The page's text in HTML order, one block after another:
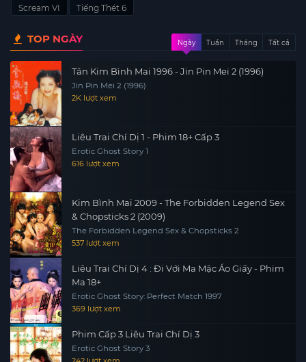
Scream VI Tiếng Thét 6
TOP NGÀY Ngày Tuần Tháng Tất cả
Tân Kim Bình Mai 1996 - Jin Pin Mei 2 (1996)
Jin Pin Mei 2 (1996)
2K lượt xem
Liêu Trai Chí Dị 1 - Phim 18+ Cấp 3
Erotic Ghost Story 1
616 lượt xem
Kim Bình Mai 2009 - The Forbidden Legend Sex
& Chopsticks 2 (2009)
The Forbidden Legend Sex & Chopsticks 2
537 lượt xem
Liêu Trai Chí Dị 4 : Đi Với Ma Mặc Áo Giấy - Phim
Ma 18+
Erotic Ghost Story: Perfect Match 1997
369 lượt xem
Phim Cấp 3 Liêu Trai Chí Dị 3
Erotic Ghost Story 3